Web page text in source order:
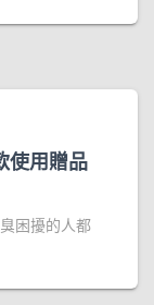
使用贈品
困擾的人都